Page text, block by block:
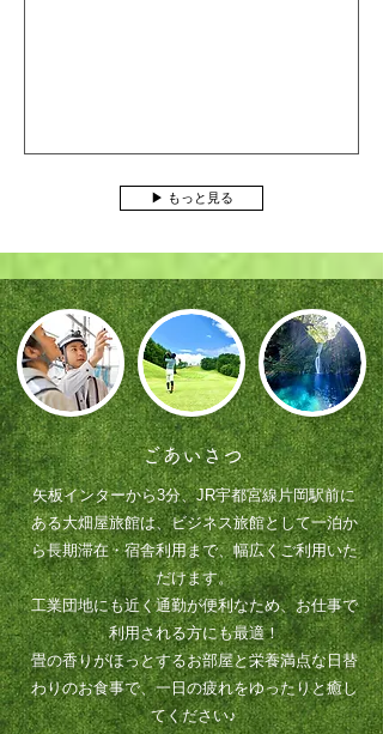
▶ もっと見る
ごあいさつ
矢板インターから3分、JR宇都宮線片岡駅前に
ある大畑屋旅館は、ビジネス旅館として一泊か
ら長期滞在・宿舎利用まで、幅広くご利用いた
だけます。
工業団地にも近く通勤が便利なため、お仕事で
利用される方にも最適！
畳の香りがほっとするお部屋と栄養満点な日替
わりのお食事で、一日の疲れをゆったりと癒し
てください♪